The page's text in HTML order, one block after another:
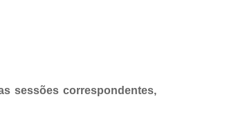
sessões correspondentes,